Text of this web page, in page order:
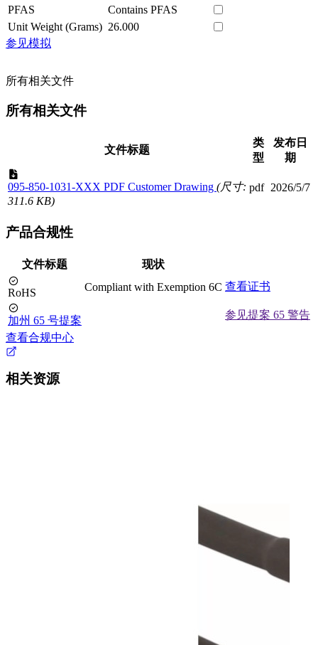
PFAS
Contains PFAS
Unit Weight (Grams) 26.000
参见模拟
所有相关文件
所有相关文件
文件标题
类
型
发布日
期
095-850-1031-XXX PDF Customer Drawing (尺寸:
311.6 KB)
pdf 2026/5/7
产品合规性
文件标题 现状
RoHS Compliant with Exemption 6C 查看证书
加州 65 号提案
参见提案 65 警告
查看合规中心
相关资源